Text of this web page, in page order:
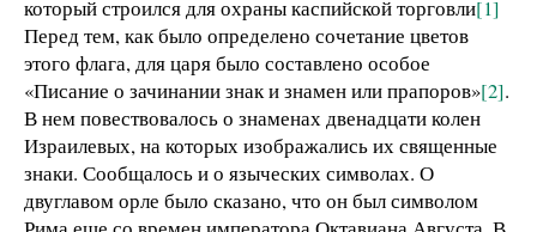
который строился для охраны каспийской торговли[1]
Перед тем, как было определено сочетание цветов
этого флага, для царя было составлено особое
«Писание о зачинании знак и знамен или прапоров»[2].
В нем повествовалось о знаменах двенадцати колен
Израилевых, на которых изображались их священные
знаки. Сообщалось и о языческих символах. О
двуглавом орле было сказано, что он был символом